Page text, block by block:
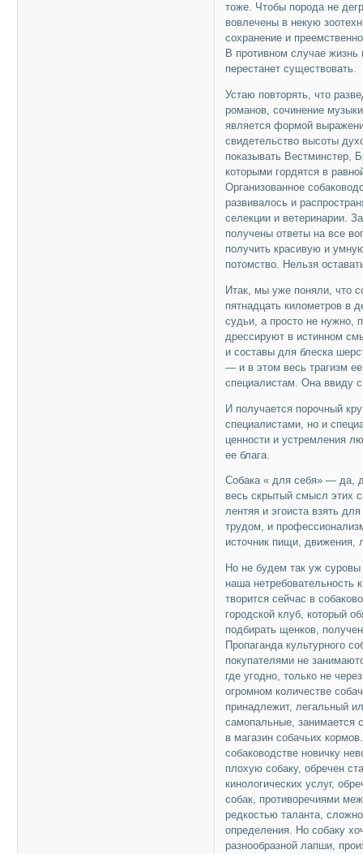
тоже. Чтобы порода не
вовлечены в некую
сохранение и
В противном случае жизнь
перестанет существовать.
Устаю повторять, что
романов, сочинение
является формой
свидетельство высоты
показывать Вестминстер,
которыми гордятся в
Организованное
развивалось и
селекции и ветеринарии.
получены ответы на все
получить красивую и
потомство. Нельзя
Итак, мы уже поняли, что
пятнадцать километров в
судьи, а просто не нужно,
дрессируют в истинном
и составы для блеска
— и в этом весь трагизм
специалистам. Она ввиду
И получается порочный
специалистами, но и
ценности и устремления
ее блага.
Собака « для себя» — да,
весь скрытый смысл этих
лентяя и эгоиста взять
трудом, и
источник пищи, движения,
Но не будем так уж суровы
наша нетребовательность
творится сейчас в
городской клуб, который
подбирать щенков,
Пропаганда культурного
покупателями не
где угодно, только не
огромном количестве
принадлежит, легальный
самопальные, занимается
в магазин собачьих
собаководстве новичку
плохую собаку, обречен
кинологических услуг,
собак, противоречиями
редкостью таланта,
определения. Но собаку
разнообразной лапши,